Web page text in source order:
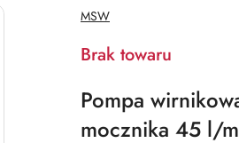
NAZWA
PRODUCENTA:
MSW
Brak towaru
Pompa
mocznika 45 l/